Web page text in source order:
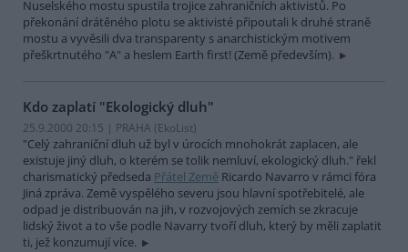
Nuselského mostu spustila trojice zahraničních aktivistů. Po
překonání drátěného plotu se aktivisté připoutali k druhé straně
mostu a vyvěsili dva transparenty s anarchistickým motivem
přeškrtnutého "A" a heslem Earth first! (Země především).
Kdo zaplatí "Ekologický dluh"
25.9.2000 20:15 | PRAHA (EkoList)
"Celý zahraniční dluh už byl v úrocích mnohokrát zaplacen, ale
existuje jiný dluh, o kterém se tolik nemluví, ekologický dluh." řekl
charismatický předseda Přátel Země Ricardo Navarro v rámci fóra
Jiná zpráva. Země vyspělého severu jsou hlavní spotřebitelé, ale
odpad je distribuován na jih, v rozvojových zemích se zkracuje
lidský život a to vše podle Navarry tvoří dluh, který by měli zaplatit
ti, jež konzumují více.